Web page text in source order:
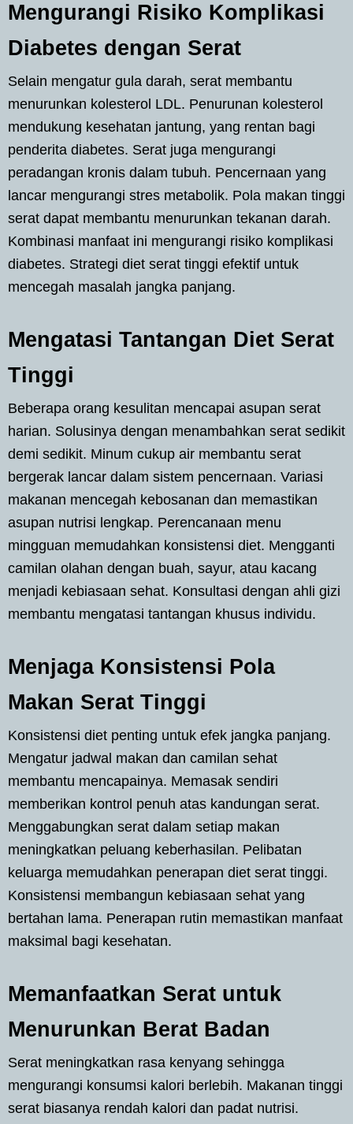
Mengurangi Risiko Komplikasi
Diabetes dengan Serat
Selain mengatur gula darah, serat membantu
menurunkan kolesterol LDL. Penurunan kolesterol
mendukung kesehatan jantung, yang rentan bagi
penderita diabetes. Serat juga mengurangi
peradangan kronis dalam tubuh. Pencernaan yang
lancar mengurangi stres metabolik. Pola makan tinggi
serat dapat membantu menurunkan tekanan darah.
Kombinasi manfaat ini mengurangi risiko komplikasi
diabetes. Strategi diet serat tinggi efektif untuk
mencegah masalah jangka panjang.
Mengatasi Tantangan Diet Serat
Tinggi
Beberapa orang kesulitan mencapai asupan serat
harian. Solusinya dengan menambahkan serat sedikit
demi sedikit. Minum cukup air membantu serat
bergerak lancar dalam sistem pencernaan. Variasi
makanan mencegah kebosanan dan memastikan
asupan nutrisi lengkap. Perencanaan menu
mingguan memudahkan konsistensi diet. Mengganti
camilan olahan dengan buah, sayur, atau kacang
menjadi kebiasaan sehat. Konsultasi dengan ahli gizi
membantu mengatasi tantangan khusus individu.
Menjaga Konsistensi Pola
Makan Serat Tinggi
Konsistensi diet penting untuk efek jangka panjang.
Mengatur jadwal makan dan camilan sehat
membantu mencapainya. Memasak sendiri
memberikan kontrol penuh atas kandungan serat.
Menggabungkan serat dalam setiap makan
meningkatkan peluang keberhasilan. Pelibatan
keluarga memudahkan penerapan diet serat tinggi.
Konsistensi membangun kebiasaan sehat yang
bertahan lama. Penerapan rutin memastikan manfaat
maksimal bagi kesehatan.
Memanfaatkan Serat untuk
Menurunkan Berat Badan
Serat meningkatkan rasa kenyang sehingga
mengurangi konsumsi kalori berlebih. Makanan tinggi
serat biasanya rendah kalori dan padat nutrisi.